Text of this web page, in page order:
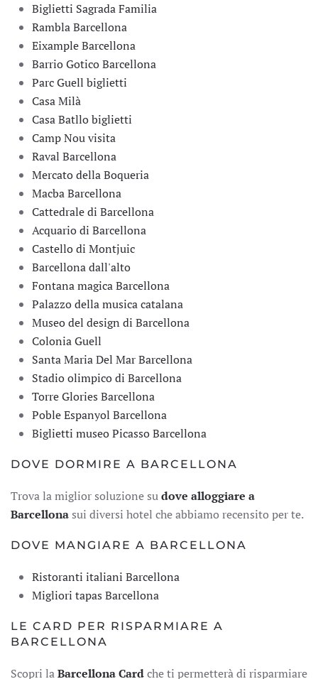
Biglietti Sagrada Familia
Rambla Barcellona
Eixample Barcellona
Barrio Gotico Barcellona
Parc Guell biglietti
Casa Milà
Casa Batllo biglietti
Camp Nou visita
Raval Barcellona
Mercato della Boqueria
Macba Barcellona
Cattedrale di Barcellona
Acquario di Barcellona
Castello di Montjuic
Barcellona dall'alto
Fontana magica Barcellona
Palazzo della musica catalana
Museo del design di Barcellona
Colonia Guell
Santa Maria Del Mar Barcellona
Stadio olimpico di Barcellona
Torre Glories Barcellona
Poble Espanyol Barcellona
Biglietti museo Picasso Barcellona
DOVE DORMIRE A BARCELLONA
Trova la miglior soluzione sudove alloggiare a
Barcellona sui diversi hotel che abbiamo recensito per te.
DOVE MANGIARE A BARCELLONA
Ristoranti italiani Barcellona
Migliori tapas Barcellona
LE CARD PER RISPARMIARE A
BARCELLONA
Scopri laBarcellona Cardche ti permetterà di risparmiare